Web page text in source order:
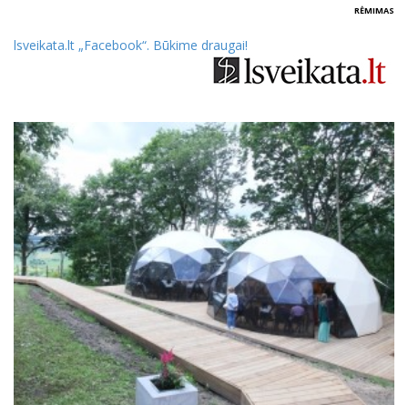
RĖMIMAS
lsveikata.lt „Facebook“. Būkime draugai!